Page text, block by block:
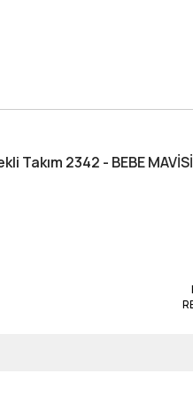
Takım 2342 - BEBE MAVİSİ